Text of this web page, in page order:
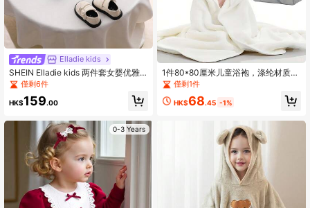
Elladie kids
SHEIN Elladie kids 两件套女婴优雅
宫廷风厚款粗花呢蕾丝边蝴蝶结开衫
外套和无袖连衣裙套装，适合节日、
圣诞节、新年、生日等场合。
僅剩6件
HK$159.00
0-3 Years
1件80*80厘米儿童浴袍，涤纶材质柔
软吸水，婴儿浴室用品，婴儿襁褓
僅剩1件
HK$68.45 -1%